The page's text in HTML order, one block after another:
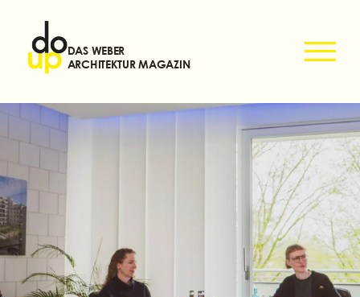
DAS WEBER
ARCHITEKTUR MAGAZIN